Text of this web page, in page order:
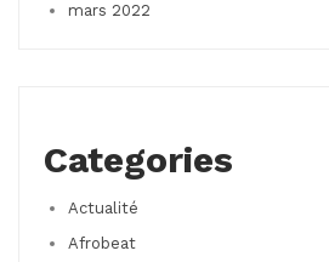
mars 2022
Categories
Actualité
Afrobeat